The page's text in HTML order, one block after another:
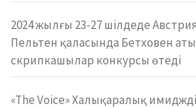
2024 жылғы 23-27 шілдеде
Пельтен қаласында Бетховен
скрипкашылар конкурсы өтеді
«The Voice» Халықаралық